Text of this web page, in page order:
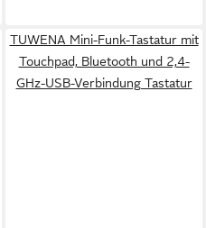
TUWENA Mini-Funk-Tastatur mit
Touchpad, Bluetooth und 2,4-
GHz-USB-Verbindung Tastatur